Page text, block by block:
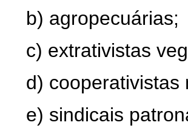
b) agropecuárias;
c) extrativistas
d) cooperativistas
e) sindicais